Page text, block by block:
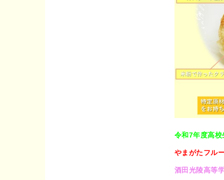
令和7年度高
やまがたフル
酒田光陵高等